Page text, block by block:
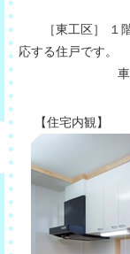
［東工区］ １階
応する住戸です。
車椅子対応の
【住宅内観】